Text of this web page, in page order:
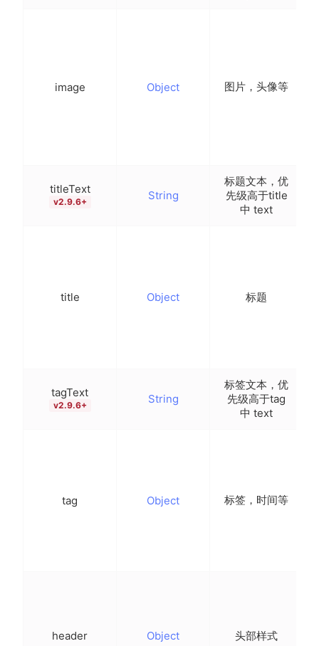
image Object 图片，头像等
titleText
v2.9.6+ String
标题文本，优
先级高于title
中 text
title Object 标题
tagText
v2.9.6+ String
标签文本，优
先级高于tag
中 text
tag Object 标签，时间等
header Object 头部样式